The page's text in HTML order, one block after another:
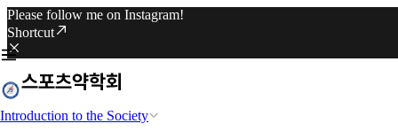
Please follow me on Instagram!
Shortcut
Introduction to the Society